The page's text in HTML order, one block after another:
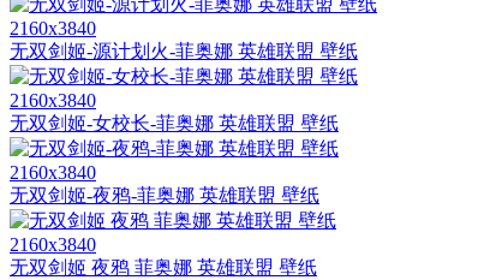
2160x3840
无双剑姬-源计划火-菲奥娜 英雄联盟 壁纸
2160x3840
无双剑姬-女校长-菲奥娜 英雄联盟 壁纸
2160x3840
无双剑姬-夜鸦-菲奥娜 英雄联盟 壁纸
2160x3840
无双剑姬 夜鸦 菲奥娜 英雄联盟 壁纸